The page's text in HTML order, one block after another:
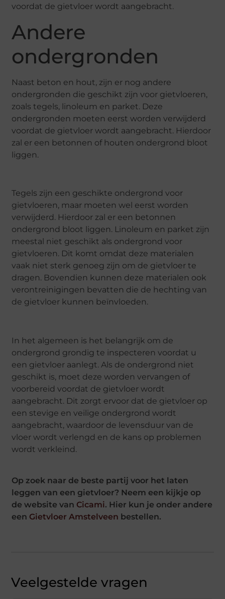
voordat de gietvloer wordt aangebracht.
Andere
ondergronden
Naast beton en hout, zijn er nog andere
ondergronden die geschikt zijn voor gietvloeren,
zoals tegels, linoleum en parket. Deze
ondergronden moeten eerst worden verwijderd
voordat de gietvloer wordt aangebracht. Hierdoor
zal er een betonnen of houten ondergrond bloot
liggen.
Tegels zijn een geschikte ondergrond voor
gietvloeren, maar moeten wel eerst worden
verwijderd. Hierdoor zal er een betonnen
ondergrond bloot liggen. Linoleum en parket zijn
meestal niet geschikt als ondergrond voor
gietvloeren. Dit komt omdat deze materialen
vaak niet sterk genoeg zijn om de gietvloer te
dragen. Bovendien kunnen deze materialen ook
verontreinigingen bevatten die de hechting van
de gietvloer kunnen beïnvloeden.
In het algemeen is het belangrijk om de
ondergrond grondig te inspecteren voordat u
een gietvloer aanlegt. Als de ondergrond niet
geschikt is, moet deze worden vervangen of
voorbereid voordat de gietvloer wordt
aangebracht. Dit zorgt ervoor dat de gietvloer op
een stevige en veilige ondergrond wordt
aangebracht, waardoor de levensduur van de
vloer wordt verlengd en de kans op problemen
wordt verkleind.
Op zoek naar de beste partij voor het laten
leggen van een gietvloer? Neem een kijkje op
de website van Cicami. Hier kun je onder andere
een Gietvloer Amstelveen bestellen.
Veelgestelde vragen